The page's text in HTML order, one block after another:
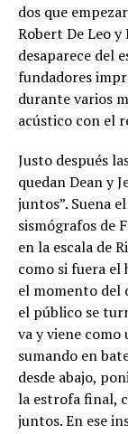
dos que
Robert De Leo y
desaparece del
fundadores
durante varios
acústico con el
Justo después
quedan Dean y
juntos”. Suena
sismógrafos de
en la escala de
como si fuera el
el momento del
el público se
va y viene como
sumando en
desde abajo,
la estrofa final,
juntos. En ese